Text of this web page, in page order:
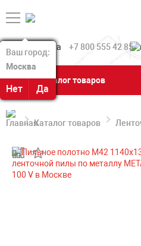
Ваш город:
Москва
Нет Да
Ваш город:
Москва
Нет Да
+7 800 555 42 85
Каталог товаров
Каталог товаров